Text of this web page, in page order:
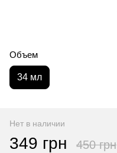
Объем
34 мл
Нет в наличии
349 грн 450 грн